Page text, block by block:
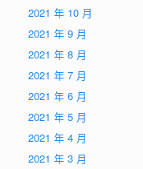
2021 年 10 月
2021 年 9 月
2021 年 8 月
2021 年 7 月
2021 年 6 月
2021 年 5 月
2021 年 4 月
2021 年 3 月